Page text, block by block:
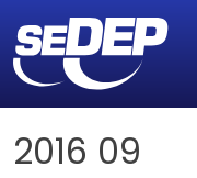
2016 09